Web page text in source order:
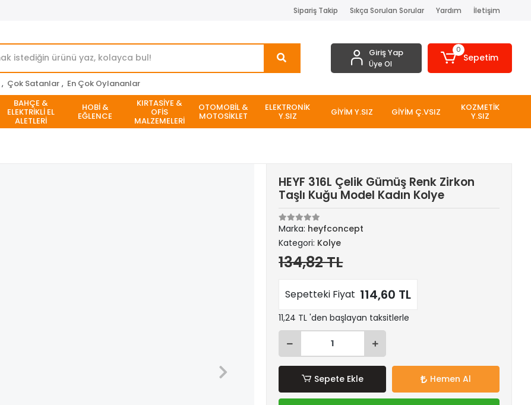
Sipariş Takip Sıkça Sorulan Sorular Yardım İletişim
, Çok Satanlar , En Çok Oylananlar
Giriş Yap
Üye Ol
0
Sepetim
BAHÇE &
ELEKTRİKLİ EL
ALETLERİ
HOBİ &
EĞLENCE
KIRTASİYE &
OFİS
MALZEMELERİ
OTOMOBİL &
MOTOSİKLET
ELEKTRONİK
Y.SIZ GİYİM Y.SIZ GİYİM Ç.VSIZ KOZMETİK
Y.SIZ
HEYF 316L Çelik Gümüş Renk Zirkon
Taşlı Kuğu Model Kadın Kolye
Marka: heyfconcept
Kategori: Kolye
134,82 TL
Sepetteki Fiyat 114,60 TL
11,24 TL 'den başlayan taksitlerle
Sepete Ekle Hemen Al